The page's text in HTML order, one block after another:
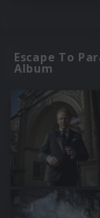
Escape To
Album